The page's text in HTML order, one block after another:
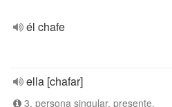
él chafe
ella [chafar]
3. persona singular, presente,